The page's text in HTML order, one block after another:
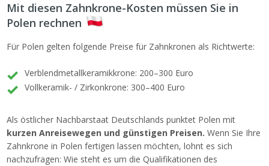
Mit diesen Zahnkrone-Kosten müssen Sie in
Polen rechnen
Für Polen gelten folgende Preise für Zahnkronen als Richtwerte:
Verblendmetallkeramikkrone: 200–300 Euro
Vollkeramik- / Zirkonkrone: 300–400 Euro
Als östlicher Nachbarstaat Deutschlands punktet Polen mit
kurzen Anreisewegen und günstigen Preisen. Wenn Sie Ihre
Zahnkrone in Polen fertigen lassen möchten, lohnt es sich
nachzufragen: Wie steht es um die Qualifikationen des